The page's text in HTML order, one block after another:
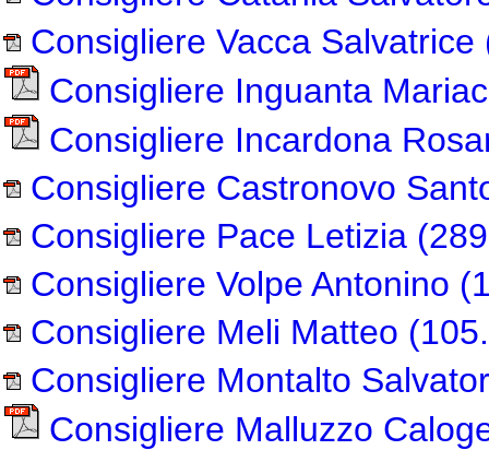
Consigliere Vacca Salvatrice
Consigliere Inguanta
Consigliere Incardona
Consigliere Castronovo
Consigliere Pace Letizia
Consigliere Volpe Antonino
Consigliere Meli Matteo
Consigliere Montalto
Consigliere Malluzzo